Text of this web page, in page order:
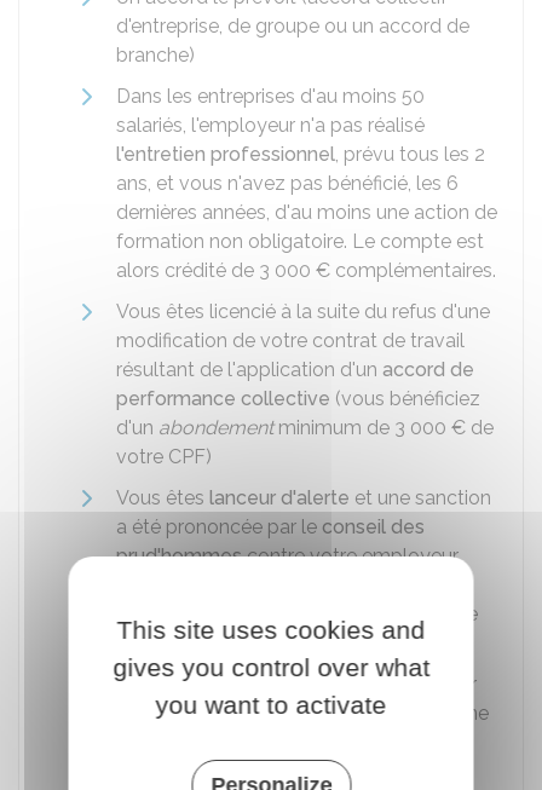
d'entreprise, de groupe ou un accord de
branche)
Dans les entreprises d'au moins 50
salariés, l'employeur n'a pas réalisé
l'entretien professionnel, prévu tous les 2
ans, et vous n'avez pas bénéficié, les 6
dernières années, d'au moins une action de
formation non obligatoire. Le compte est
alors crédité de 3 000 € complémentaires.
Vous êtes licencié à la suite du refus d'une
modification de votre contrat de travail
résultant de l'application d'un accord de
performance collective (vous bénéficiez
d'un abondementminimum de 3 000 € de
votre CPF)
Vous êtes lanceur d'alerte et une sanction
a été prononcée par le conseil des
prud'hommescontre votre employeur
votre CPF dont le montant est fixé par le
conseil des prud'hommes)
Vous êtes salarié et avez aidé un lanceur
d'alerte à effectuer un signalement ou une
abondement maximum de
This site uses cookies and
gives you control over what
you want to activate
Personalize